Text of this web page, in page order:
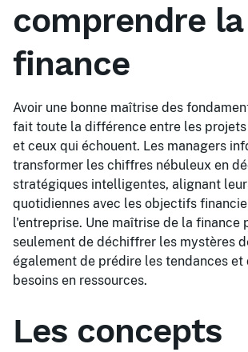
comprendre la
finance
Avoir une bonne maîtrise des
fait toute la différence entre les
et ceux qui échouent. Les managers
transformer les chiffres nébuleux en
stratégiques intelligentes, alignant
quotidiennes avec les objectifs
l'entreprise. Une maîtrise de la finance
seulement de déchiffrer les mystères
également de prédire les tendances et
besoins en ressources.
Les concepts